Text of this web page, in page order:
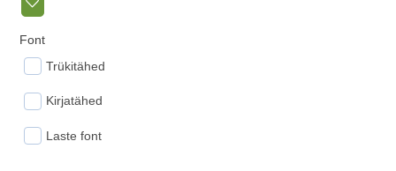
Font
Trükitähed
Kirjatähed
Laste font